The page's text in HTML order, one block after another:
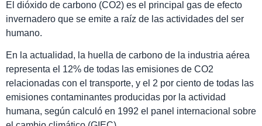
El dióxido de carbono (CO2) es el principal gas de efecto
invernadero que se emite a raíz de las actividades del ser
humano.
En la actualidad, la huella de carbono de la industria aérea
representa el 12% de todas las emisiones de CO2
relacionadas con el transporte, y el 2 por ciento de todas las
emisiones contaminantes producidas por la actividad
humana, según calculó en 1992 el panel internacional sobre